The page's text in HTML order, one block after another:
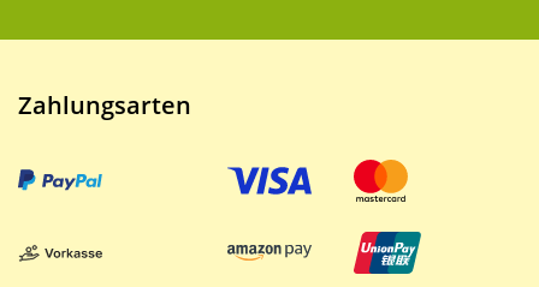
Zahlungsarten